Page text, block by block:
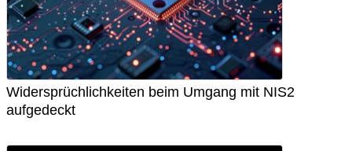
Widersprüchlichkeiten beim Umgang mit NIS2
aufgedeckt